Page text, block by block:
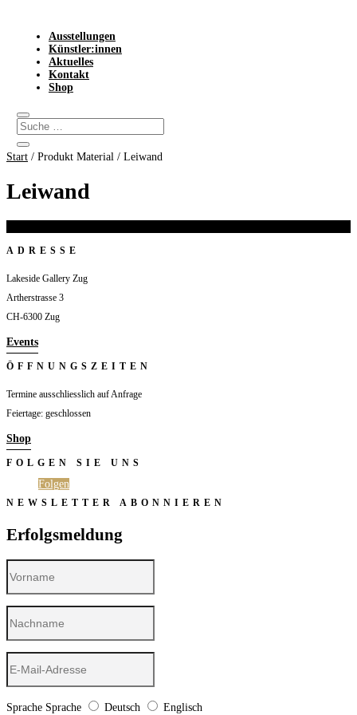
Ausstellungen
Künstler:innen
Aktuelles
Kontakt
Shop
Start / Produkt Material / Leiwand
Leiwand
ADRESSE
Lakeside Gallery Zug
Artherstrasse 3
CH-6300 Zug
Events
ÖFFNUNGSZEITEN
Termine ausschliesslich auf Anfrage
Feiertage: geschlossen
Shop
FOLGEN SIE UNS
Folgen
NEWSLETTER ABONNIEREN
Erfolgsmeldung
Sprache Sprache Deutsch Englisch